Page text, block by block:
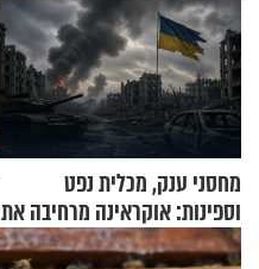
מחסני ענק, מכלית נפט
וספינות: אוקראינה מרחיבה את
התקיפות בעומק רוסיה